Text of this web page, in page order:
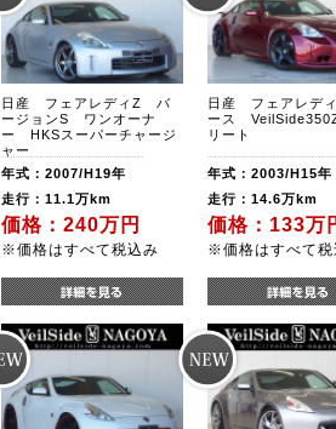
日産 フェアレディZ バ
ージョンS ワンオーナ
ー HKSスーパーチャージ
ャー
年式：2007/H19年
走行：11.1万km
価格：240万円
※価格はすべて税込み
日産 フェアレデ
ース
リート
年式：2003/H15年
走行：14.6万km
価格：133万
※価格はすべて税